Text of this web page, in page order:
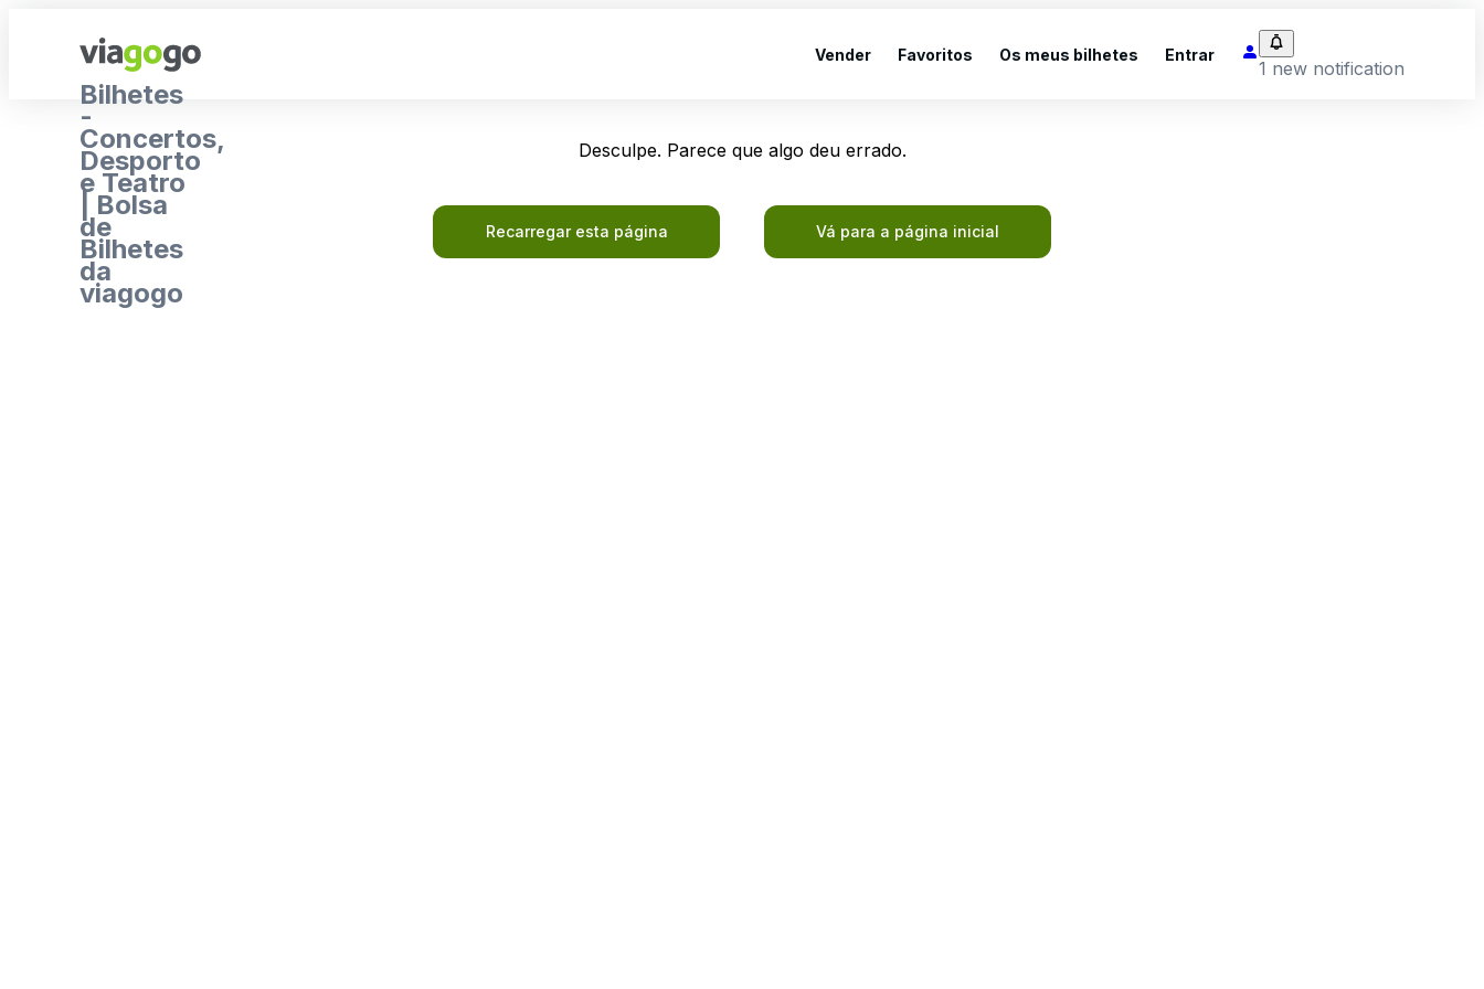
Bilhetes
-
Concertos,
Desporto
e Teatro
| Bolsa
de
Bilhetes
da
viagogo
Vender Favoritos Os meus bilhetes Entrar
1 new notification
Desculpe. Parece que algo deu errado.
Recarregar esta página Vá para a página inicial